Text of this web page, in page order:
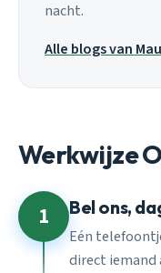
nacht.
Alle blogs van
Werkwijze
1 Bel ons,
Eén
direct iemand